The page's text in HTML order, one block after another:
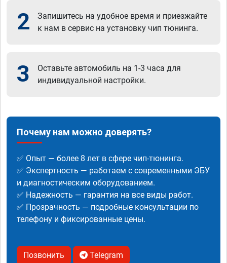
2
Запишитесь на удобное время и приезжайте
к нам в сервис на установку чип тюнинга.
3
Оставьте автомобиль на 1-3 часа для
индивидуальной настройки.
Почему нам можно доверять?
✅ Опыт — более 8 лет в сфере чип-тюнинга.
✅ Экспертность — работаем с современными ЭБУ
и диагностическим оборудованием.
✅ Надежность — гарантия на все виды работ.
✅ Прозрачность — подробные консультации по
телефону и фиксированные цены.
Позвонить Telegram